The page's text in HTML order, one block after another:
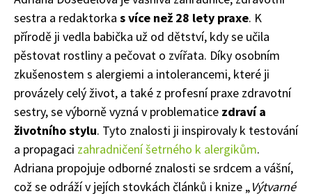
sestra a redaktorka s více než 28 lety praxe. K
přírodě ji vedla babička už od dětství, kdy se učila
pěstovat rostliny a pečovat o zvířata. Díky osobním
zkušenostem s alergiemi a intolerancemi, které ji
provázely celý život, a také z profesní praxe zdravotní
sestry, se výborně vyzná v problematice zdraví a
životního stylu. Tyto znalosti ji inspirovaly k testování
a propagaci zahradničení šetrného k alergikům.
Adriana propojuje odborné znalosti se srdcem a vášní,
což se odráží v jejích stovkách článků i knize „Výtvarné